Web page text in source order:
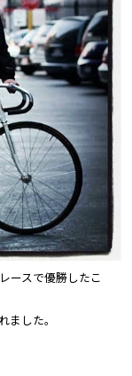
ースで優勝したこ
ました。